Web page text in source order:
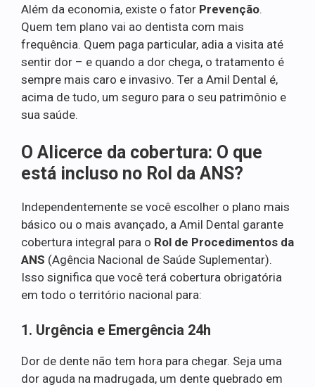
Além da economia, existe o fator Prevenção.
Quem tem plano vai ao dentista com mais
frequência. Quem paga particular, adia a visita até
sentir dor – e quando a dor chega, o tratamento é
sempre mais caro e invasivo. Ter a Amil Dental é,
acima de tudo, um seguro para o seu patrimônio e
sua saúde.
O Alicerce da cobertura: O que
está incluso no Rol da ANS?
Independentemente se você escolher o plano mais
básico ou o mais avançado, a Amil Dental garante
cobertura integral para o Rol de Procedimentos da
ANS (Agência Nacional de Saúde Suplementar).
Isso significa que você terá cobertura obrigatória
em todo o território nacional para:
1. Urgência e Emergência 24h
Dor de dente não tem hora para chegar. Seja uma
dor aguda na madrugada, um dente quebrado em